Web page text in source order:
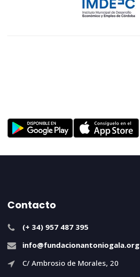
Contacto
(+ 34) 957 487 395
info@fundacionantoniogala.org
C/ Ambrosio de Morales, 20